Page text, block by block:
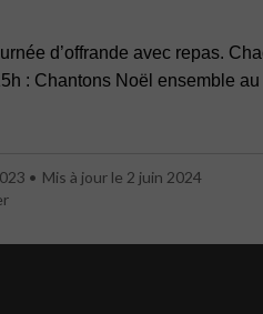
d’offrande avec repas.
: Chantons Noël ensemble
Mis à jour le 2 juin 2024